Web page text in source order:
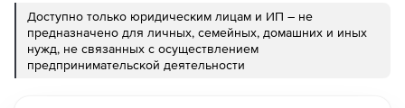
Доступно только юридическим лицам и ИП – не
предназначено для личных, семейных, домашних и иных
нужд, не связанных с осуществлением
предпринимательской деятельности